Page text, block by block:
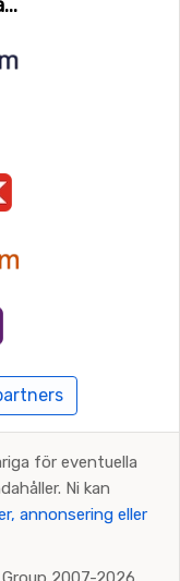
för eventuella
Ni kan
annonsering eller